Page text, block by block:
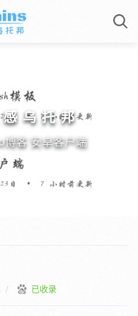
乌托邦
博客 安卓客户端
/ 已收录